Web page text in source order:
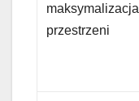
maksymalizacja
przestrzeni